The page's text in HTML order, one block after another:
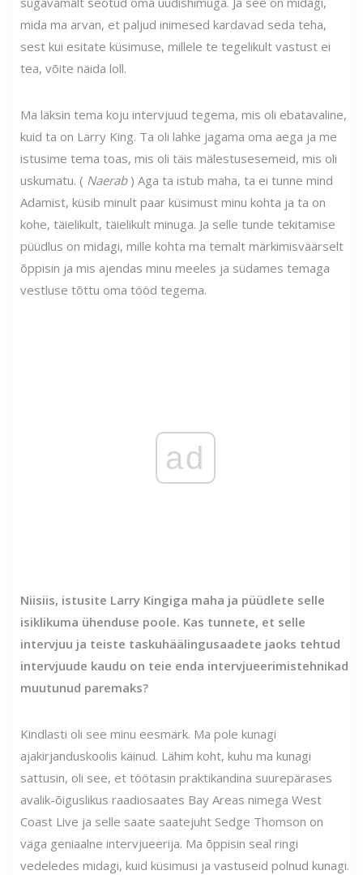
mida ma arvan, et paljud inimesed kardavad seda teha,
sest kui esitate küsimuse, millele te tegelikult vastust ei
tea, võite näida loll.
Ma läksin tema koju intervjuud tegema, mis oli ebatavaline,
kuid ta on Larry King. Ta oli lahke jagama oma aega ja me
istusime tema toas, mis oli täis mälestusesemeid, mis oli
uskumatu. ( Naerab) Aga ta istub maha, ta ei tunne mind
Adamist, küsib minult paar küsimust minu kohta ja ta on
kohe, täielikult, täielikult minuga. Ja selle tunde tekitamise
püüdlus on midagi, mille kohta ma temalt märkimisväärselt
õppisin ja mis ajendas minu meeles ja südames temaga
vestluse tõttu oma tööd tegema.
ad
Niisiis, istusite Larry Kingiga maha ja püüdlete selle
isiklikuma ühenduse poole. Kas tunnete, et selle
intervjuu ja teiste taskuhäälingusaadete jaoks tehtud
intervjuude kaudu on teie enda intervjueerimistehnikad
muutunud paremaks?
Kindlasti oli see minu eesmärk. Ma pole kunagi
ajakirjanduskoolis käinud. Lähim koht, kuhu ma kunagi
sattusin, oli see, et töötasin praktikandina suurepärases
avalik-õiguslikus raadiosaates Bay Areas nimega West
Coast Live ja selle saate saatejuht Sedge Thomson on
väga geniaalne intervjueerija. Ma õppisin seal ringi
vedeledes midagi, kuid küsimusi ja vastuseid polnud kunagi.